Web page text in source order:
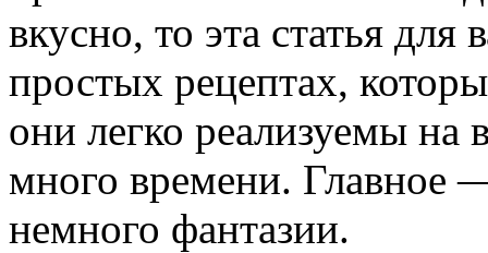
вкусно, то эта статья
простых рецептах,
они легко реализуемы на
много времени. Главное
немного фантазии.